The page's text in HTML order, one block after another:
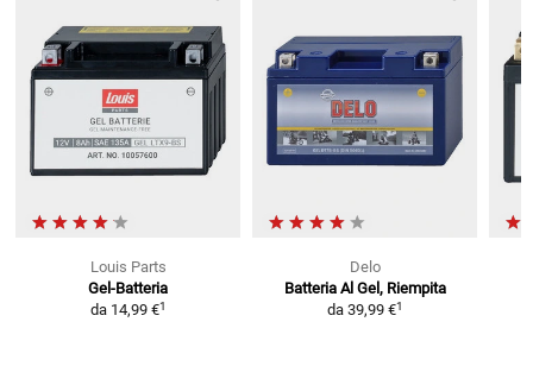
Louis Parts
Gel-Batteria
da 14,99 €1
Delo
Batteria Al Gel, Riempita
da 39,99 €1